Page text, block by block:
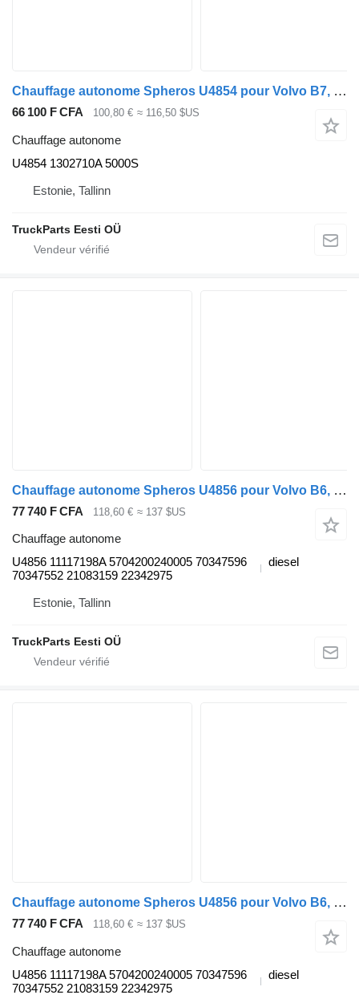
Chauffage autonome Spheros U4854 pour Volvo B7, B8, B9, B12 bus (2005-)
66 100 F CFA 100,80 € ≈ 116,50 $US
Chauffage autonome
U4854 1302710A 5000S
Estonie, Tallinn
TruckParts Eesti OÜ
Chauffage autonome Spheros U4856 pour Volvo B6, B7, B9, B10, B12 bus (1978-2011)
77 740 F CFA 118,60 € ≈ 137 $US
Chauffage autonome
U4856 11117198A 5704200240005 70347596
70347552 21083159 22342975
diesel
Estonie, Tallinn
TruckParts Eesti OÜ
Chauffage autonome Spheros U4856 pour Volvo B6, B7, B9, B10, B12 bus (1978-2011)
77 740 F CFA 118,60 € ≈ 137 $US
Chauffage autonome
U4856 11117198A 5704200240005 70347596
70347552 21083159 22342975
diesel